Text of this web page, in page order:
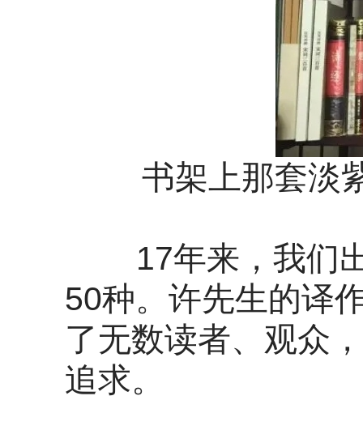
书架上那套淡
17年来，我们出
50种。许先生的译
了无数读者、观众
追求。